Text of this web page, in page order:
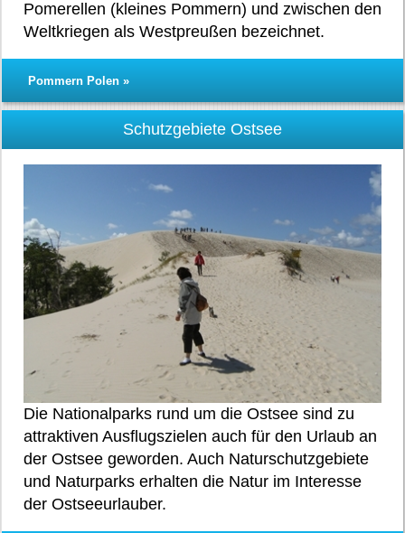
Pomerellen (kleines Pommern) und zwischen den
Weltkriegen als Westpreußen bezeichnet.
Pommern Polen »
Schutzgebiete Ostsee
Die Nationalparks rund um die Ostsee sind zu
attraktiven Ausflugszielen auch für den Urlaub an
der Ostsee geworden. Auch Naturschutzgebiete
und Naturparks erhalten die Natur im Interesse
der Ostseeurlauber.